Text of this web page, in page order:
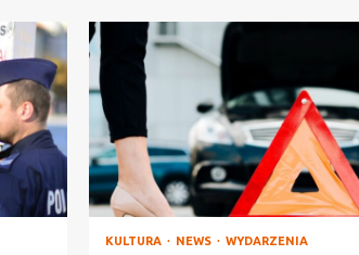
KULTURA NEWS WYDARZENIA